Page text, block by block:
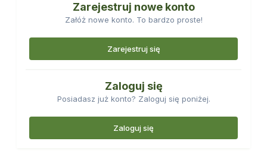
Zarejestruj nowe konto
Załóż nowe konto. To bardzo proste!
Zarejestruj się
Zaloguj się
Posiadasz już konto? Zaloguj się poniżej.
Zaloguj się